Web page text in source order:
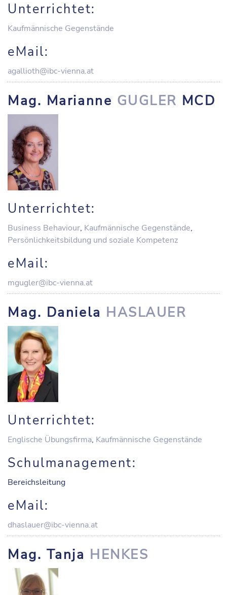
Unterrichtet:
Kaufmännische Gegenstände
eMail:
agallioth@ibc-vienna.at
Mag. Marianne GUGLER MCD
Unterrichtet:
Business Behaviour, Kaufmännische Gegenstände,
Persönlichkeitsbildung und soziale Kompetenz
eMail:
mgugler@ibc-vienna.at
Mag. Daniela HASLAUER
Unterrichtet:
Englische Übungsfirma, Kaufmännische Gegenstände
Schulmanagement:
Bereichsleitung
eMail:
dhaslauer@ibc-vienna.at
Mag. Tanja HENKES